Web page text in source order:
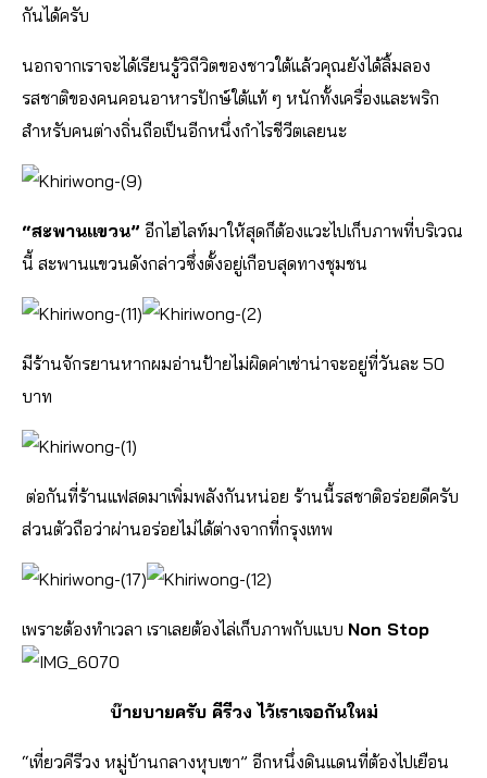
กันได้ครับ
นอกจากเราจะได้เรียนรู้วิถีวิตของชาวใต้แล้วคุณยังได้ลิ้มลอง
รสชาติของคนคอนอาหารปักษ์ใต้แท้ ๆ หนักทั้งเครื่องและพริก
สำหรับคนต่างถิ่นถือเป็นอีกหนึ่งกำไรชีวีตเลยนะ
“สะพานแขวน” อีกไฮไลท์มาให้สุดก็ต้องแวะไปเก็บภาพที่บริเวณ
นี้ สะพานแขวนดังกล่าวซึ่งตั้งอยู่เกือบสุดทางชุมชน
มีร้านจักรยานหากผมอ่านป้ายไม่ผิดค่าเช่าน่าจะอยู่ที่วันละ 50
บาท
ต่อกันที่ร้านแฟสดมาเพิ่มพลังกันหน่อย ร้านนี้รสชาติอร่อยดีครับ
ส่วนตัวถือว่าผ่านอร่อยไม่ได้ต่างจากที่กรุงเทพ
เพราะต้องทำเวลา เราเลยต้องไล่เก็บภาพกับแบบ Non Stop
บ๊ายบายครับ คีรีวง ไว้เราเจอกันใหม่
“เที่ยวคีรีวง หมู่บ้านกลางหุบเขา” อีกหนึ่งดินแดนที่ต้องไปเยือน